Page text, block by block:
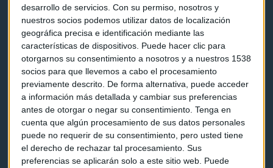
desarrollo de servicios. Con su permiso, nosotros y
nuestros socios podemos utilizar datos de localización
geográfica precisa e identificación mediante las
características de dispositivos. Puede hacer clic para
otorgarnos su consentimiento a nosotros y a nuestros 1538
socios para que llevemos a cabo el procesamiento
previamente descrito. De forma alternativa, puede acceder
a información más detallada y cambiar sus preferencias
antes de otorgar o negar su consentimiento. Tenga en
cuenta que algún procesamiento de sus datos personales
puede no requerir de su consentimiento, pero usted tiene
el derecho de rechazar tal procesamiento. Sus
preferencias se aplicarán solo a este sitio web. Puede
Noticias
Eventos
Consultorios
Programas y podcasts
Contacto & Legal
Contacto